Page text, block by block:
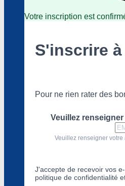
Votre inscription est
S'inscrire
Pour ne rien rater des
Veuillez
Veuillez renseigner
J'accepte de recevoir vos
politique de confidentialité